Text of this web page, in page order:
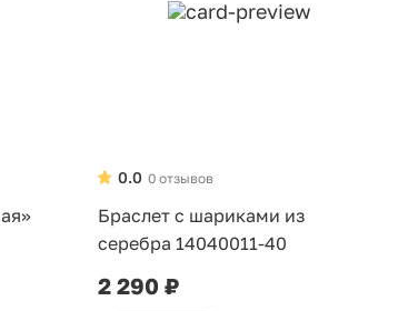
0 отзывов
0.0
Браслет с шариками из
серебра 14040011-40
2 290 ₽